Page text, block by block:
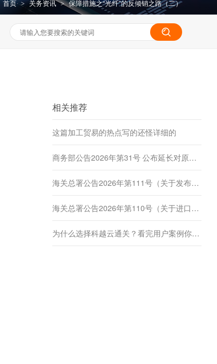
首页 > 关务资讯 > 保障措施之“光纤”的反倾销之路（二）
相关推荐
这篇加工贸易的热点写的还怪详细的
商务部公告2026年第31号 公布延长对原产于加拿大的进口豌豆淀粉反倾销调查期限决定
海关总署公告2026年第111号（关于发布《进出境动植物检疫处理监督管理工作规定》《进出境卫生处理监督管理工作规定》的公告）
海关总署公告2026年第110号（关于进口柬埔寨鲜食菠萝蜜植物检疫要求的公告）
为什么选择科越云通关？看完用户案例你就懂了